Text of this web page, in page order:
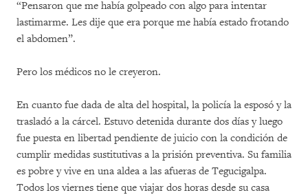
“Pensaron que me había golpeado con algo para intentar
lastimarme. Les dije que era porque me había estado frotando
el abdomen”.
Pero los médicos no le creyeron.
En cuanto fue dada de alta del hospital, la policía la esposó y la
trasladó a la cárcel. Estuvo detenida durante dos días y luego
fue puesta en libertad pendiente de juicio con la condición de
cumplir medidas sustitutivas a la prisión preventiva. Su familia
es pobre y vive en una aldea a las afueras de Tegucigalpa.
Todos los viernes tiene que viajar dos horas desde su casa